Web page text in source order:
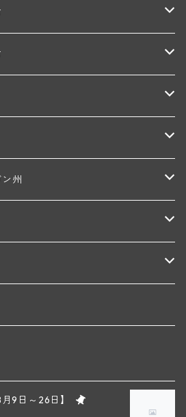
)シャンベルタン)
ィス(ジュヴレ・シャンベルタン)
ェ・エシェゾー)
シェゾー)
・スール(ヴォーヌ・ロマネ)
ン・ジョルジュ)
(ペルナン・ヴェルジュレス)
ォルネー)
ルナン・ヴェルジュレス)
ソー)
)
ショワ)
ン)
)
リエナ)
ミタージュ)
レクション(エルミタージュ)
トーヌフ・デュ・パプ)
フ・デュ・パプ)
ク地区
)ロー
地区
)
・フュメ)
)
州
9日～26日】